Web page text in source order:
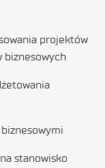
projektów
biznesowych
stanowisko